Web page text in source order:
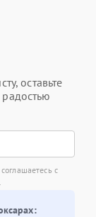
оставьте
с